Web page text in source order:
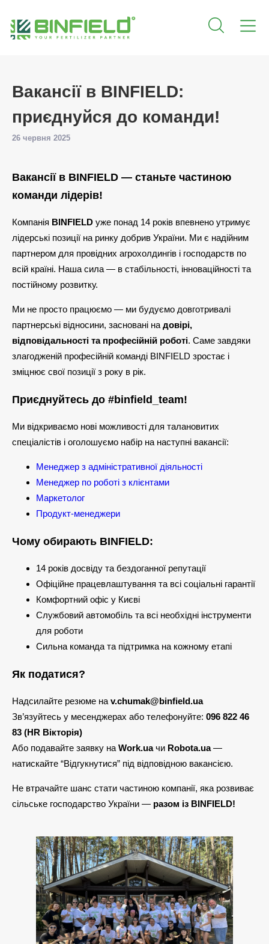
Вакансії в BINFIELD:
приєднуйся до команди!
26 червня 2025
Вакансії в BINFIELD — станьте частиною
команди лідерів!
Компанія BINFIELD уже понад 14 років впевнено утримує
лідерські позиції на ринку добрив України. Ми є надійним
партнером для провідних агрохолдингів і господарств по
всій країні. Наша сила — в стабільності, інноваційності та
постійному розвитку.
Ми не просто працюємо — ми будуємо довготривалі
партнерські відносини, засновані на довірі,
відповідальності та професійній роботі. Саме завдяки
злагодженій професійній команді BINFIELD зростає і
зміцнює свої позиції з року в рік.
Приєднуйтесь до #binfield_team!
Ми відкриваємо нові можливості для талановитих
спеціалістів і оголошуємо набір на наступні вакансії:
Менеджер з адміністративної діяльності
Менеджер по роботі з клієнтами
Маркетолог
Продукт-менеджери
Чому обирають BINFIELD:
14 років досвіду та бездоганної репутації
Офіційне працевлаштування та всі соціальні гарантії
Комфортний офіс у Києві
Службовий автомобіль та всі необхідні інструменти
для роботи
Сильна команда та підтримка на кожному етапі
Як податися?
Надсилайте резюме на v.chumak@binfield.ua
Зв’язуйтесь у месенджерах або телефонуйте: 096 822 46
83 (HR Вікторія)
Або подавайте заявку на Work.uaчи Robota.ua—
натискайте “Відгукнутися” під відповідною вакансією.
Не втрачайте шанс стати частиною компанії, яка розвиває
сільське господарство України — разом із BINFIELD!